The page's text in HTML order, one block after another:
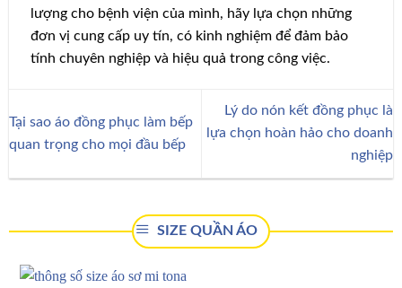
lượng cho bệnh viện của mình, hãy lựa chọn những
đơn vị cung cấp uy tín, có kinh nghiệm để đảm bảo
tính chuyên nghiệp và hiệu quả trong công việc.
Tại sao áo đồng phục làm bếp
quan trọng cho mọi đầu bếp
Lý do nón kết đồng phục là
lựa chọn hoàn hảo cho doanh
nghiệp
SIZE QUẦN ÁO